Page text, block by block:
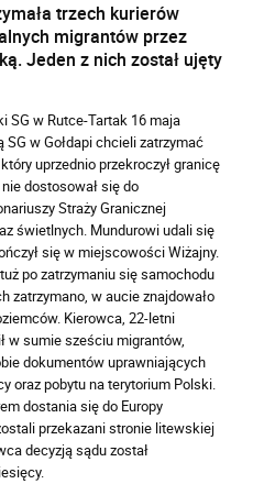
trzech kurierów
migrantów przez
Jeden z nich został ujęty
SG w Rutce-Tartak 16 maja
SG w Gołdapi chcieli zatrzymać
uprzednio przekroczył granicę
dostosował się do
Straży Granicznej
świetlnych. Mundurowi udali się
się w miejscowości Wiżajny.
po zatrzymaniu się samochodu
zatrzymano, w aucie znajdowało
Kierowca, 22-letni
w sumie sześciu migrantów,
dokumentów uprawniających
oraz pobytu na terytorium Polski.
dostania się do Europy
przekazani stronie litewskiej
decyzją sądu został